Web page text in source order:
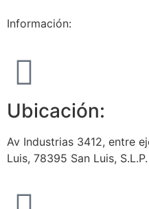
Información:
Ubicación:
Av Industrias 3412, entre
Luis, 78395 San Luis, S.L.P.